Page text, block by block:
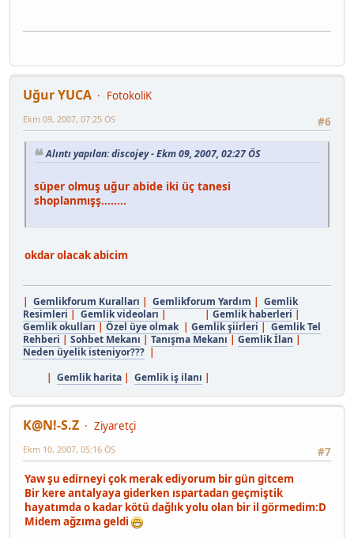
Uğur YUCA
FotokoliK
#6
Ekm 09, 2007, 07:25 ÖS
Alıntı yapılan: discojey - Ekm 09, 2007, 02:27 ÖS
süper olmuş uğur abide iki üç tanesi
shoplanmışş........
okdar olacak abicim
| Gemlikforum Kuralları | Gemlikforum Yardım | Gemlik
Resimleri | Gemlik videoları | | Gemlik haberleri |
Gemlik okulları | Özel üye olmak| Gemlik şiirleri | Gemlik Tel
Rehberi | Sohbet Mekanı | Tanışma Mekanı | Gemlik İlan |
Neden üyelik isteniyor??? |
| Gemlik harita | Gemlik iş ilanı |
K@N!-S.Z
Ziyaretçi
#7
Ekm 10, 2007, 05:16 ÖS
Yaw şu edirneyi çok merak ediyorum bir gün gitcem
Bir kere antalyaya giderken ıspartadan geçmiştik
hayatımda o kadar kötü dağlık yolu olan bir il görmedim:D
Midem ağzıma geldi